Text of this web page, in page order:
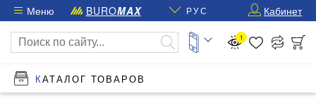
Меню BUROMAX РУС Кабинет
1
КАТАЛОГ ТОВАРОВ